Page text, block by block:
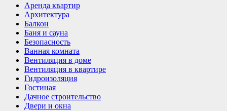
Аренда квартир
Архитектура
Балкон
Баня и сауна
Безопасность
Ванная комната
Вентиляция в доме
Вентиляция в квартире
Гидроизоляция
Гостиная
Дачное строительство
Двери и окна